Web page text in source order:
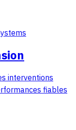
interventions
fiables